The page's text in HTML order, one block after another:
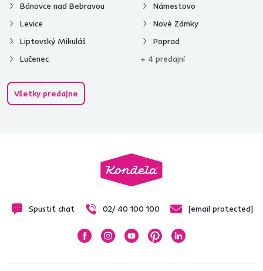
Bánovce nad Bebravou
Levice
Liptovský Mikuláš
Lučenec
Námestovo
Nové Zámky
Poprad
+ 4 predajní
Všetky predajne
Spustiť chat 02/ 40 100 100 [email protected]